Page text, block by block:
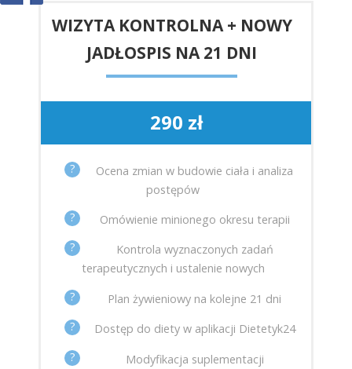
WIZYTA KONTROLNA + NOWY
JADŁOSPIS NA 21 DNI
290 zł
?
Ocena zmian w budowie ciała i analiza
postępów
?
Omówienie minionego okresu terapii
?
Kontrola wyznaczonych zadań
terapeutycznych i ustalenie nowych
?
Plan żywieniowy na kolejne 21 dni
?
Dostęp do diety w aplikacji Dietetyk24
?
Modyfikacja suplementacji